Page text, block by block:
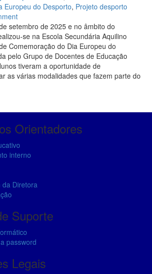
Europeu do Desporto, Projeto desporto
setembro de 2025 e no âmbito do
se na Escola Secundária Aquilino
Comemoração do Dia Europeu do
pelo Grupo de Docentes de Educação
tiveram a oportunidade de
as várias modalidades que fazem parte do
Orientadores
interno
da Diretora
Suporte
password
Legais